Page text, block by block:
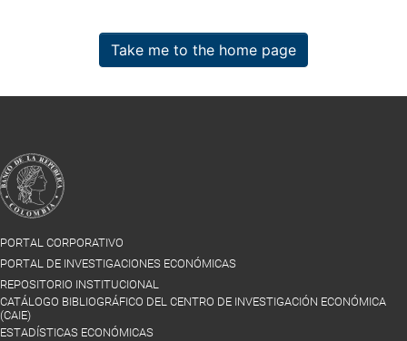
Take me to the home page
PORTAL CORPORATIVO
PORTAL DE INVESTIGACIONES ECONÓMICAS
REPOSITORIO INSTITUCIONAL
CATÁLOGO BIBLIOGRÁFICO DEL CENTRO DE INVESTIGACIÓN ECONÓMICA
(CAIE)
ESTADÍSTICAS ECONÓMICAS